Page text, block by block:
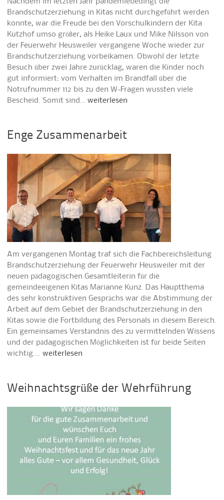
Nachdem im letzten Jahr pandemiebedingt die
Brandschutzerziehung in Kitas nicht durchgeführt werden
konnte, war die Freude bei den Vorschulkindern der Kita
Kutzhof umso größer, als Heike Laux und Mike Nilsson von
der Feuerwehr Heusweiler vergangene Woche wieder zur
Brandschutzerziehung vorbeikamen. Obwohl der letzte
Besuch über zwei Jahre zurücklag, waren die Kinder noch
gut informiert: vom Verhalten im Brandfall über die
Notrufnummer 112 bis zu den W-Fragen wussten viele
Bescheid. Somit sind…weiterlesen
Enge Zusammenarbeit
Am vergangenen Montag traf sich die Fachbereichsleitung
Brandschutzerziehung der Feuerwehr Heusweiler mit der
neuen pädagogischen Gesamtleiterin für die
gemeindeeigenen Kitas Marianne Kunz. Das Hauptthema
des sehr konstruktiven Gesprächs war die Abstimmung der
Arbeit auf dem Gebiet der Brandschutzerziehung in den
Kitas sowie die Fortbildung des Personals in diesem Bereich.
Ein gemeinsames Verständnis des zu vermittelnden Wissens
und der pädagogischen Möglichkeiten ist für beide Seiten
wichtig.…weiterlesen
Weihnachtsgrüße der Wehrführung